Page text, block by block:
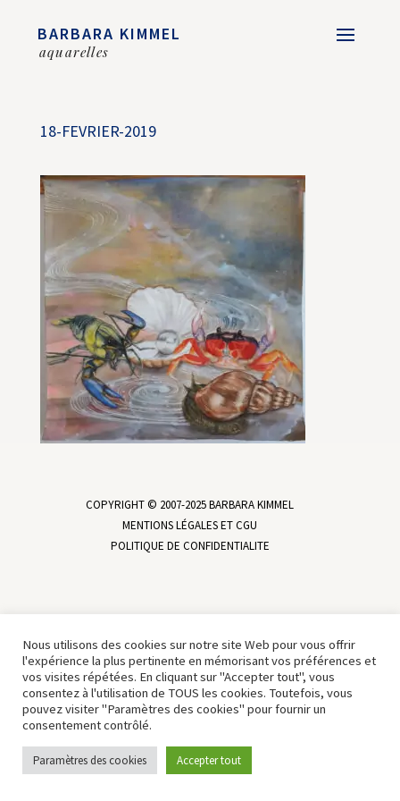
BARBARA KIMMEL
aquarelles
18-FEVRIER-2019
COPYRIGHT © 2007-2025 BARBARA KIMMEL
MENTIONS LÉGALES ET CGU
POLITIQUE DE CONFIDENTIALITE
Nous utilisons des cookies sur notre site Web pour vous offrir
l'expérience la plus pertinente en mémorisant vos préférences et
vos visites répétées. En cliquant sur "Accepter tout", vous
consentez à l'utilisation de TOUS les cookies. Toutefois, vous
pouvez visiter "Paramètres des cookies" pour fournir un
consentement contrôlé.
Paramètres des cookies Accepter tout